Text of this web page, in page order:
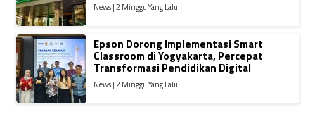
News | 2 Minggu Yang Lalu
Epson Dorong Implementasi Smart
Classroom di Yogyakarta, Percepat
Transformasi Pendidikan Digital
News | 2 Minggu Yang Lalu